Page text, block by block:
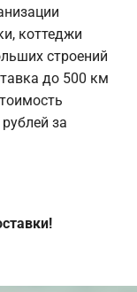
коттеджи
строений
до 500 км
за